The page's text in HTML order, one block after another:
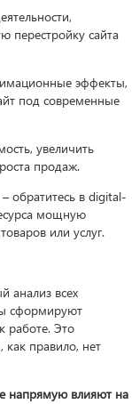
перестройку сайта
эффекты,
под современные
увеличить
продаж.
обратитесь в digital-
мощную
или услуг.
анализ всех
сформируют
работе. Это
как правило, нет
напрямую влияют на